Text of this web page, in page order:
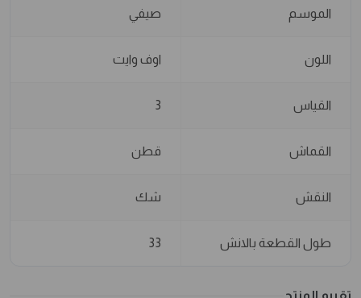
الموسم صيفي
اللون اوف وايت
القياس 3
القماش قطن
النقش شك
طول القطعة بالانش 33
تقييم المنتج